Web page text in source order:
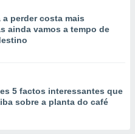
a perder costa mais
ainda vamos a tempo de
5 factos interessantes que
sobre a planta do café